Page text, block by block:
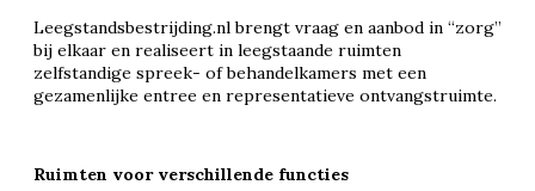
Leegstandsbestrijding.nl brengt vraag en aanbod in “zorg”
bij elkaar en realiseert in leegstaande ruimten
zelfstandige spreek- of behandelkamers met een
gezamenlijke entree en representatieve ontvangstruimte.
Ruimten voor verschillende functies